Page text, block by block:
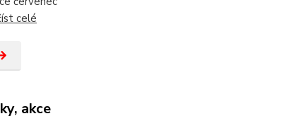
celé
akce